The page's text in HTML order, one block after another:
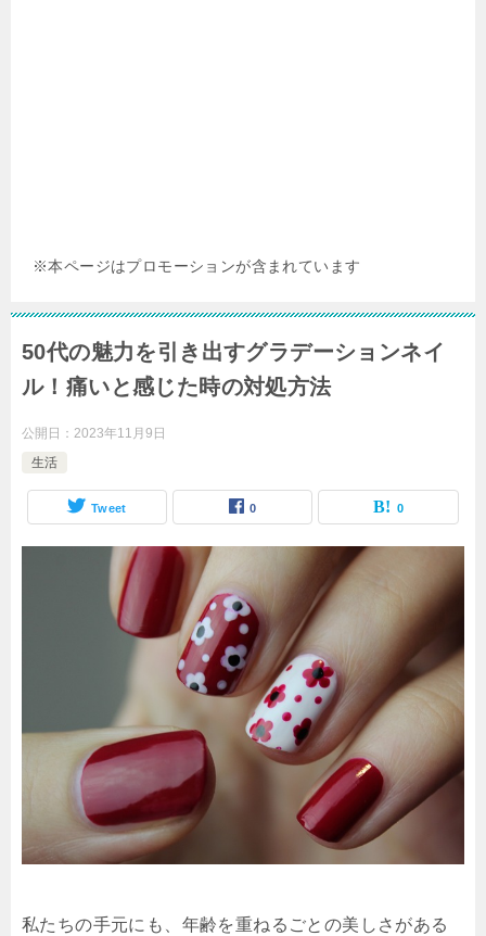
※本ページはプロモーションが含まれています
50代の魅力を引き出すグラデーションネイ
ル！痛いと感じた時の対処方法
公開日： 2023年11月9日
生活
Tweet 0 0
私たちの手元にも、年齢を重ねるごとの美しさがある